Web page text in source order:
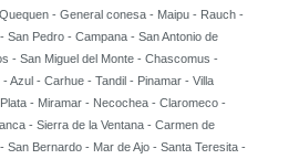
- General conesa - Maipu - Rauch -
San Pedro - Campana - San Antonio de
- San Miguel del Monte - Chascomus -
Azul - Carhue - Tandil - Pinamar - Villa
- Miramar - Necochea - Claromeco -
- Sierra de la Ventana - Carmen de
San Bernardo - Mar de Ajo - Santa Teresita -